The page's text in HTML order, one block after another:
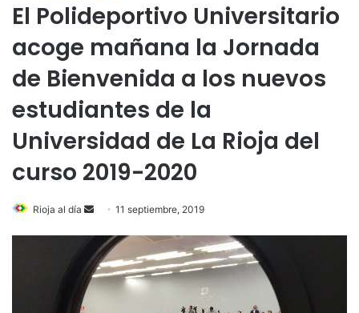
El Polideportivo Universitario
acoge mañana la Jornada
de Bienvenida a los nuevos
estudiantes de la
Universidad de La Rioja del
curso 2019-2020
Rioja al día
n
d
a
11 septiembre, 2019